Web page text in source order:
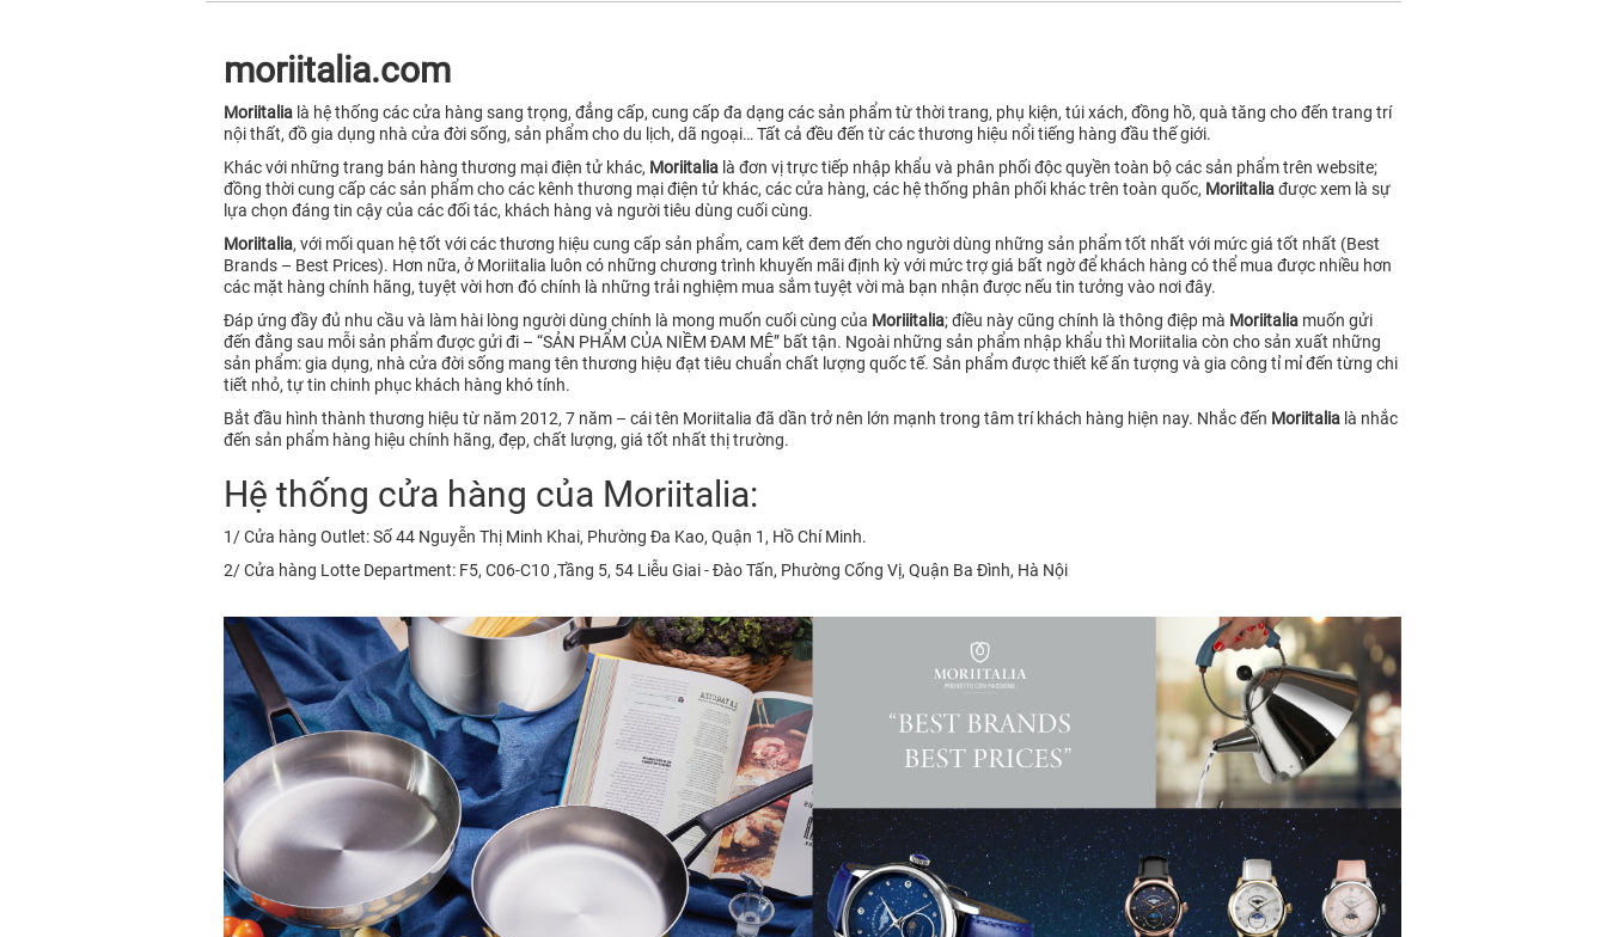
moriitalia.com
Moriitalia là hệ thống các cửa hàng sang trọng, đẳng cấp, cung cấp đa dạng các sản phẩm từ thời trang, phụ kiện, túi xách, đồng hồ, quà tăng cho đến trang trí
nội thất, đồ gia dụng nhà cửa đời sống, sản phẩm cho du lịch, dã ngoại… Tất cả đều đến từ các thương hiệu nổi tiếng hàng đầu thế giới.
Khác với những trang bán hàng thương mại điện tử khác, Moriitalia là đơn vị trực tiếp nhập khẩu và phân phối độc quyền toàn bộ các sản phẩm trên website;
đồng thời cung cấp các sản phẩm cho các kênh thương mại điện tử khác, các cửa hàng, các hệ thống phân phối khác trên toàn quốc, Moriitaliađược xem là sự
lựa chọn đáng tin cậy của các đối tác, khách hàng và người tiêu dùng cuối cùng.
Moriitalia, với mối quan hệ tốt với các thương hiệu cung cấp sản phẩm, cam kết đem đến cho người dùng những sản phẩm tốt nhất với mức giá tốt nhất (Best
Brands – Best Prices). Hơn nữa, ở Moriitalia luôn có những chương trình khuyến mãi định kỳ với mức trợ giá bất ngờ để khách hàng có thể mua được nhiều hơn
các mặt hàng chính hãng, tuyệt vời hơn đó chính là những trải nghiệm mua sắm tuyệt vời mà bạn nhận được nếu tin tưởng vào nơi đây.
Đáp ứng đầy đủ nhu cầu và làm hài lòng người dùng chính là mong muốn cuối cùng của Moriiitalia; điều này cũng chính là thông điệp mà Moriitalia muốn gửi
đến đằng sau mỗi sản phẩm được gửi đi – “SẢN PHẨM CỦA NIỀM ĐAM MÊ” bất tận. Ngoài những sản phẩm nhập khẩu thì Moriitalia còn cho sản xuất những
sản phẩm: gia dụng, nhà cửa đời sống mang tên thương hiệu đạt tiêu chuẩn chất lượng quốc tế. Sản phẩm được thiết kế ấn tượng và gia công tỉ mỉ đến từng chi
tiết nhỏ, tự tin chinh phục khách hàng khó tính.
Bắt đầu hình thành thương hiệu từ năm 2012, 7 năm – cái tên Moriitalia đã dần trở nên lớn mạnh trong tâm trí khách hàng hiện nay. Nhắc đến Moriitalia là nhắc
đến sản phẩm hàng hiệu chính hãng, đẹp, chất lượng, giá tốt nhất thị trường.
Hệ thống cửa hàng của Moriitalia:
1/ Cửa hàng Outlet: Số 44 Nguyễn Thị Minh Khai, Phường Đa Kao, Quận 1, Hồ Chí Minh.
2/ Cửa hàng Lotte Department: F5, C06-C10 ,Tầng 5, 54 Liễu Giai - Đào Tấn, Phường Cống Vị, Quận Ba Đình, Hà Nội